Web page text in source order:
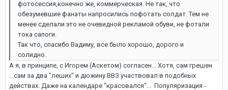
фотосессия,конечно же, коммерческая. Не так, что
обезумевшие фанаты напросились пофотать солдат. Тем не
менее сделали это не очевидной рекламой обуви, не фотали
тока сапоги.
Так что, спасибо Вадиму, все было хорошо, дорого и
солидно.
А я, в принципе, с Игорем (Аскетом) согласен... Хотя, сам грешен
...сам за два "леших" и дюжину ВВЗ участвовал в подобных
действах. Даже на календаре "красовался"... Популяризация -